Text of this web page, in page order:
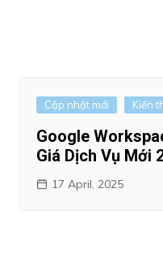
Cập nhật mới Kiến
Google
Giá Dịch Vụ Mới
17 April, 2025